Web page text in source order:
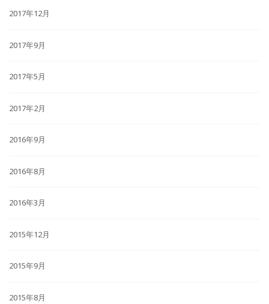
2017年12月
2017年9月
2017年5月
2017年2月
2016年9月
2016年8月
2016年3月
2015年12月
2015年9月
2015年8月